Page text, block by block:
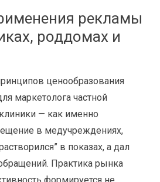
рекламы
роддомах и
ценообразования
маркетолога частной
— как именно
в медучреждениях,
в показах, а дал
Практика рынка